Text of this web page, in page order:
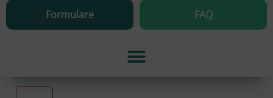
Formulare FAQ